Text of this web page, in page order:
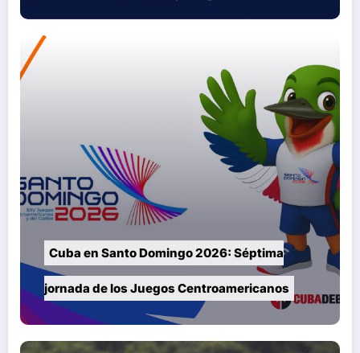
Cuba en Santo Domingo 2026: Séptima
jornada de los Juegos Centroamericanos